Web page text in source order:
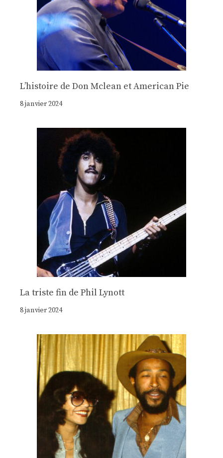
Lʼhistoire de Don Mclean et American Pie
8 janvier 2024
La triste fin de Phil Lynott
8 janvier 2024